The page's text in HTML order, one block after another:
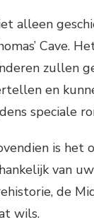
alleen
Cave.
zullen
en
speciale
is het
van
de
wils.